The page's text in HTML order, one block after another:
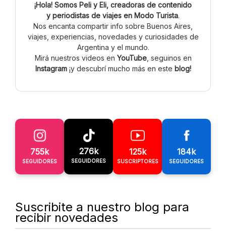
¡Hola! Somos Peli y Eli, creadoras de contenido
y periodistas de viajes en Modo Turista.
Nos encanta compartir info sobre Buenos Aires,
viajes, experiencias, novedades y curiosidades de
Argentina y el mundo.
Mirá nuestros videos en YouTube, seguinos en
Instagram¡y descubrí mucho más en este blog!
755k
SEGUIDORES
276k
SEGUIDORES
125k
SUSCRIPTORES
184k
SEGUIDORES
Suscribite a nuestro blog para
recibir novedades